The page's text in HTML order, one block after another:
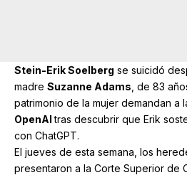
Stein-Erik Soelberg se suicidó
madre Suzanne Adams , de 83
patrimonio de la mujer demandan a
OpenAI tras descubrir que Erik
con ChatGPT.
El jueves de esta semana, los
presentaron a la Corte Superior de